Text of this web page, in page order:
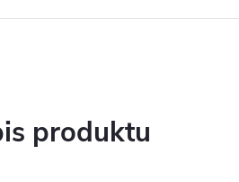
produktu